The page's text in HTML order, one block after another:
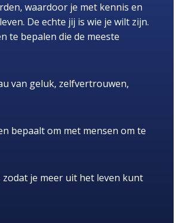
waardoor je met kennis en
De echte jij is wie je wilt zijn.
te bepalen die de meeste
van geluk, zelfvertrouwen,
bepaalt om met mensen om te
je meer uit het leven kunt